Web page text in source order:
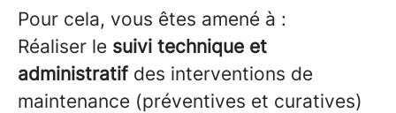
Pour cela, vous êtes amené à :
Réaliser le suivi technique et
administratif des interventions de
maintenance (préventives et curatives)